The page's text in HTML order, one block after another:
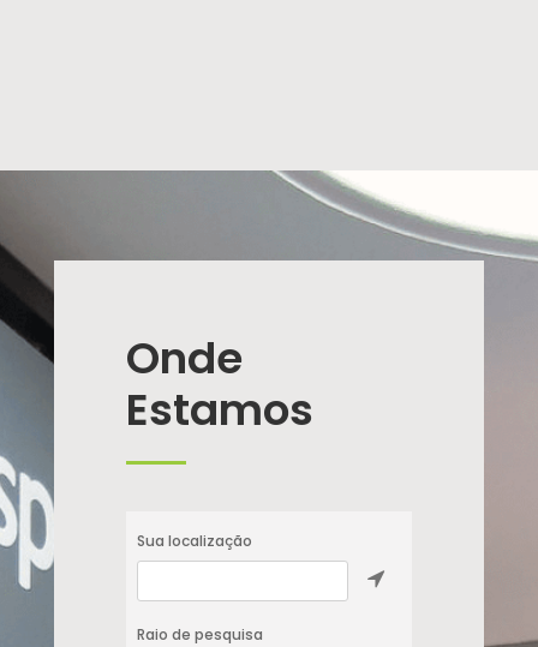
Onde
Estamos
Sua localização

Raio de pesquisa